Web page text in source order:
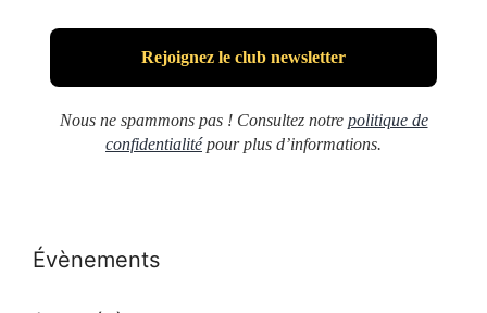
Nous ne spammons pas ! Consultez notre politique de
confidentialitépour plus d’informations.
Évènements